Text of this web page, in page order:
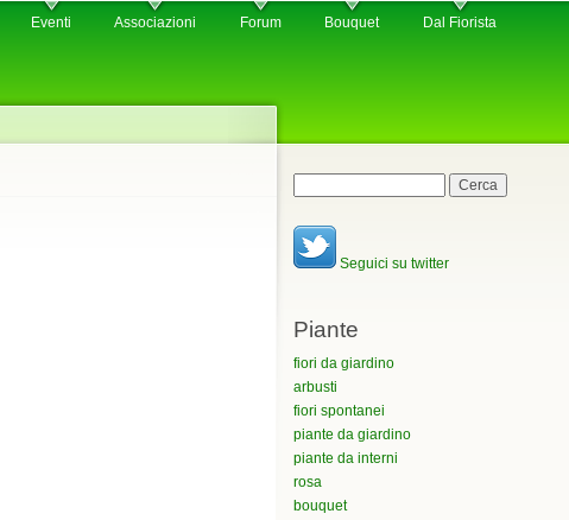
Eventi Associazioni Forum Bouquet Dal Fiorista
Maschera di ricerca
Seguici su twitter
Piante
fiori da giardino
arbusti
fiori spontanei
piante da giardino
piante da interni
rosa
bouquet